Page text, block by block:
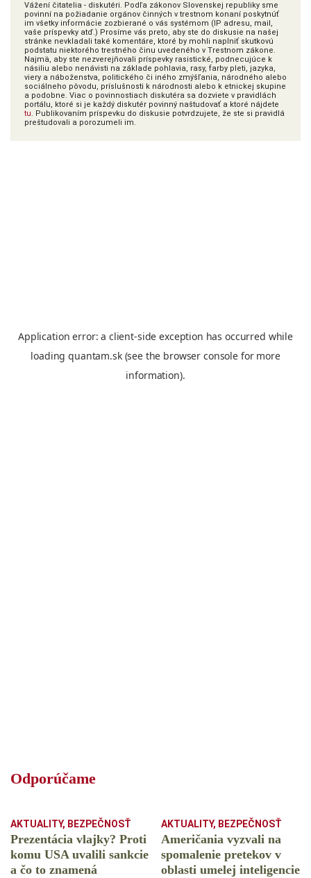
Vážení čitatelia - diskutéri. Podľa zákonov Slovenskej republiky sme
povinní na požiadanie orgánov činných v trestnom konaní poskytnúť
im všetky informácie zozbierané o vás systémom (IP adresu, mail,
vaše príspevky atď.) Prosíme vás preto, aby ste do diskusie na našej
stránke nevkladali také komentáre, ktoré by mohli naplniť skutkovú
podstatu niektorého trestného činu uvedeného v Trestnom zákone.
Najmä, aby ste nezverejňovali príspevky rasistické, podnecujúce k
násiliu alebo nenávisti na základe pohlavia, rasy, farby pleti, jazyka,
viery a náboženstva, politického či iného zmýšľania, národného alebo
sociálneho pôvodu, príslušnosti k národnosti alebo k etnickej skupine
a podobne. Viac o povinnostiach diskutéra sa dozviete v pravidlách
portálu, ktoré si je každý diskutér povinný naštudovať a ktoré nájdete
tu. Publikovaním príspevku do diskusie potvrdzujete, že ste si pravidlá
preštudovali a porozumeli im.
Odporúčame
AKTUALITY, BEZPEČNOSŤ
Prezentácia vlajky? Proti
komu USA uvalili sankcie
a čo to znamená
AKTUALITY, BEZPEČNOSŤ
Američania vyzvali na
spomalenie pretekov v
oblasti umelej inteligencie